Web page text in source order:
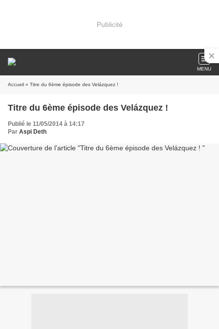
Publicité
MENU
Accueil » Titre du 6ème épisode des Velázquez !
Titre du 6ème épisode des Velázquez !
Publié le 11/05/2014 à 14:17
Par Aspi Deth